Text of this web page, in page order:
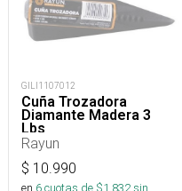
GILI1107012
Cuña Trozadora
Diamante Madera 3
Lbs
Rayun
$ 10.990